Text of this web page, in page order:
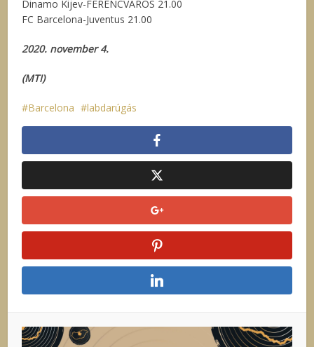
Dinamo Kijev-FERENCVÁROS 21.00
FC Barcelona-Juventus 21.00
2020. november 4.
(MTI)
Barcelona labdarúgás